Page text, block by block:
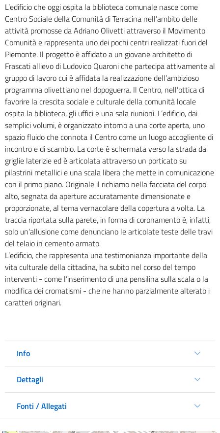
L’edificio che oggi ospita la biblioteca comunale nasce come
Centro Sociale della Comunità di Terracina nell’ambito delle
attività promosse da Adriano Olivetti attraverso il Movimento
Comunità e rappresenta uno dei pochi centri realizzati fuori del
Piemonte. Il progetto è affidato a un giovane architetto di
Frascati allievo di Ludovico Quaroni che partecipa attivamente al
gruppo di lavoro cui è affidata la realizzazione dell’ambizioso
programma olivettiano nel dopoguerra. Il Centro, nell’ottica di
favorire la crescita sociale e culturale della comunità locale
ospita la biblioteca, gli uffici e una sala riunioni. L’edificio, dai
semplici volumi, è organizzato intorno a una corte aperta, uno
spazio fluido che connota il Centro come un luogo accogliente di
incontro e di scambio. La corte è schermata verso la strada da
griglie laterizie ed è articolata attraverso un porticato su
pilastrini metallici e una scala libera che mette in comunicazione
con il primo piano. Originale il richiamo nella facciata del corpo
alto, segnata da aperture accuratamente dimensionate e
proporzionate, al tema vernacolare della copertura a volta. La
traccia riportata sulla parete, in forma di coronamento è, infatti,
solo un’allusione come denunciano le articolate teste delle travi
del telaio in cemento armato.
L’edificio, che rappresenta una testimonianza importante della
vita culturale della cittadina, ha subito nel corso del tempo
interventi - come l’inserimento di una pensilina sulla scala o la
modifica dei cromatismi - che ne hanno parzialmente alterato i
caratteri originari.
Info
Dettagli
Fonti / Allegati